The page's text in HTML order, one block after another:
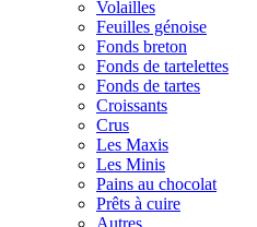
Volailles
Feuilles génoise
Fonds breton
Fonds de tartelettes
Fonds de tartes
Croissants
Crus
Les Maxis
Les Minis
Pains au chocolat
Prêts à cuire
Autres